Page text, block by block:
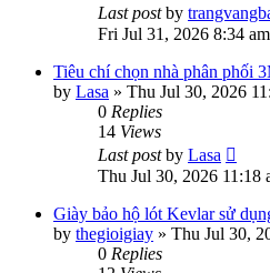
Last postby
Fri Jul 31, 2026 8:34 am
Tiêu chí chọn nhà phân phối
by Lasa » Thu Jul 30, 2026
0 Replies
14 Views
Last postby Lasa
Thu Jul 30, 2026 11:18
Giày bảo hộ lót Kevlar sử
by thegioigiay » Thu Jul 30,
0 Replies